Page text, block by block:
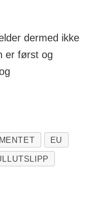
dermed ikke
er først og
EU